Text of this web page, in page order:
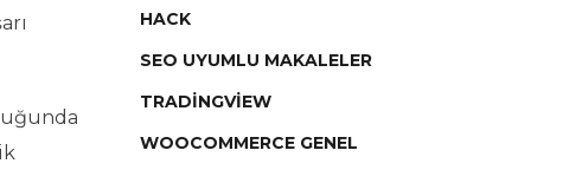
HACK
SEO UYUMLU MAKALELER
TRADINGVIEW
WOOCOMMERCE GENEL